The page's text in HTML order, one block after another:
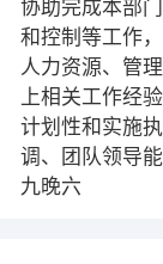
协助完成本部
和控制等工作
人力资源、管
上相关工作经
计划性和实施
调、团队领导
九晚六